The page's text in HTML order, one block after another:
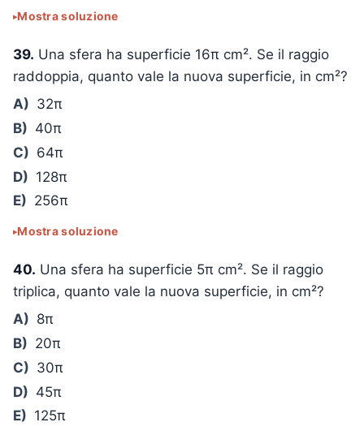
Mostra soluzione
39. Una sfera ha superficie 16π cm². Se il raggio
raddoppia, quanto vale la nuova superficie, in cm²?
A) 32π
B) 40π
C) 64π
D) 128π
E) 256π
Mostra soluzione
40. Una sfera ha superficie 5π cm². Se il raggio
triplica, quanto vale la nuova superficie, in cm²?
A) 8π
B) 20π
C) 30π
D) 45π
E) 125π